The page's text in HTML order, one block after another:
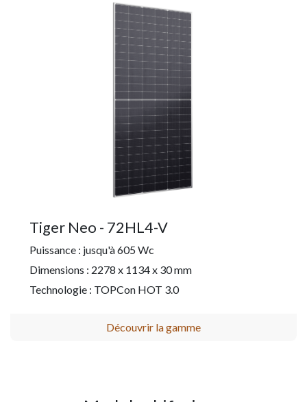
Tiger Neo - 72HL4-V
Puissance : jusqu'à 605 Wc
Dimensions : 2278 x 1134 x 30 mm
Technologie : TOPCon HOT 3.0
Découvrir la gamme